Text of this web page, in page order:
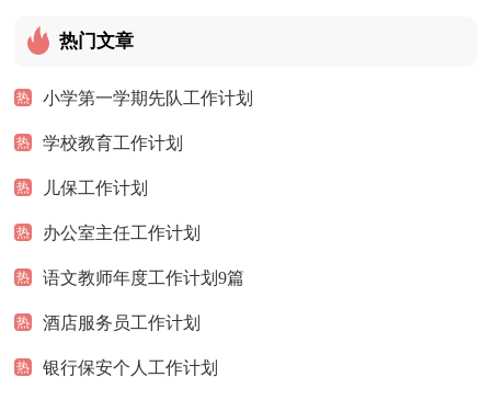
热门文章
热 小学第一学期先队工作计划
热 学校教育工作计划
热 儿保工作计划
热 办公室主任工作计划
热 语文教师年度工作计划9篇
热 酒店服务员工作计划
热 银行保安个人工作计划